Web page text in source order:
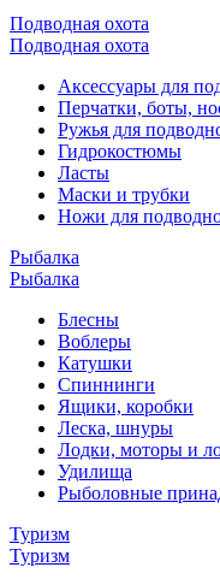
Подводная охота
Подводная охота
Аксессуары для
Перчатки, боты,
Ружья для
Гидрокостюмы
Ласты
Маски и трубки
Ножи для
Рыбалка
Рыбалка
Блесны
Воблеры
Катушки
Спиннинги
Ящики, коробки
Леска, шнуры
Лодки, моторы и
Удилища
Рыболовные
Туризм
Туризм